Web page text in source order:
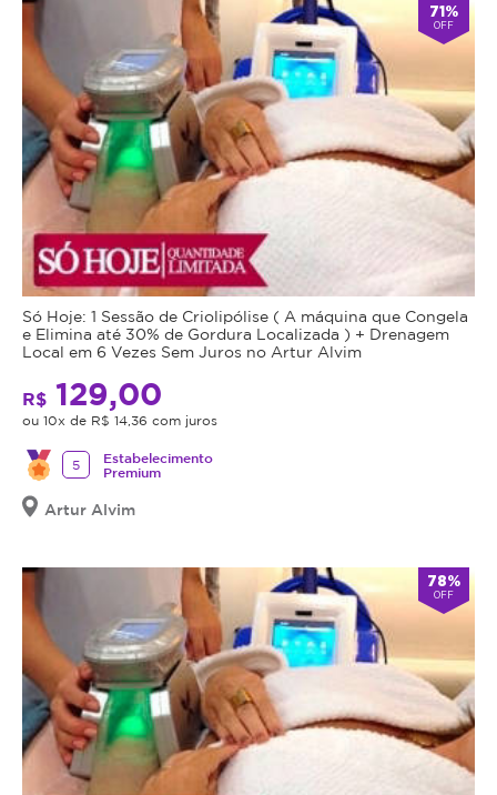
71%
OFF
Só Hoje: 1 Sessão de Criolipólise ( A máquina que Congela
e Elimina até 30% de Gordura Localizada ) + Drenagem
Local em 6 Vezes Sem Juros no Artur Alvim
R$ 129,00
ou 10x de R$ 14,36 com juros
5
Estabelecimento
Premium
Artur Alvim
78%
OFF